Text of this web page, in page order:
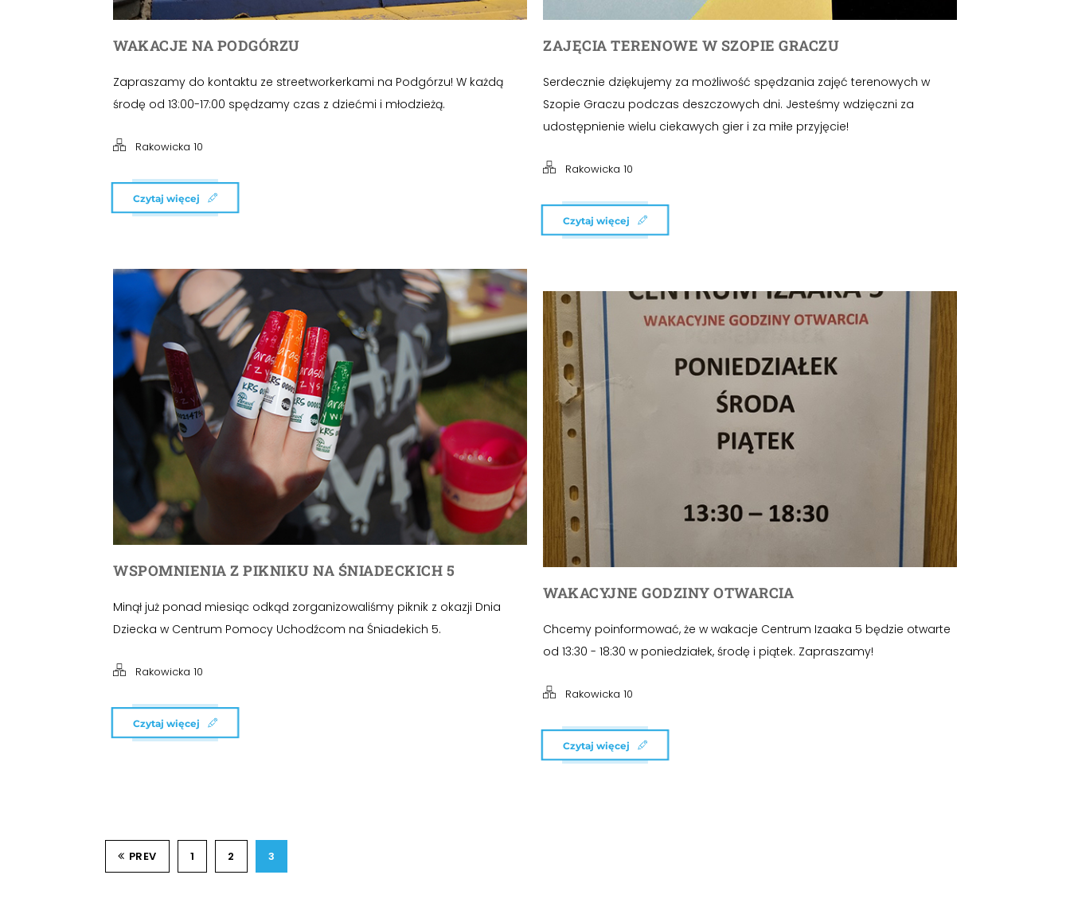
WAKACJE NA PODGÓRZU
Zapraszamy do kontaktu ze streetworkerkami na Podgórzu! W każdą
środę od 13:00-17:00 spędzamy czas z dziećmi i młodzieżą.
Rakowicka 10
Czytaj więcej
ZAJĘCIA TERENOWE W SZOPIE GRACZU
Serdecznie dziękujemy za możliwość spędzania zajęć terenowych w
Szopie Graczu podczas deszczowych dni. Jesteśmy wdzięczni za
udostępnienie wielu ciekawych gier i za miłe przyjęcie!
Rakowicka 10
Czytaj więcej
WSPOMNIENIA Z PIKNIKU NA ŚNIADECKICH 5
Minął już ponad miesiąc odkąd zorganizowaliśmy piknik z okazji Dnia
Dziecka w Centrum Pomocy Uchodźcom na Śniadekich 5.
Rakowicka 10
Czytaj więcej
WAKACYJNE GODZINY OTWARCIA
Chcemy poinformować, że w wakacje Centrum Izaaka 5 będzie otwarte
od 13:30 - 18:30 w poniedziałek, środę i piątek. Zapraszamy!
Rakowicka 10
Czytaj więcej
PREV 1 2 3